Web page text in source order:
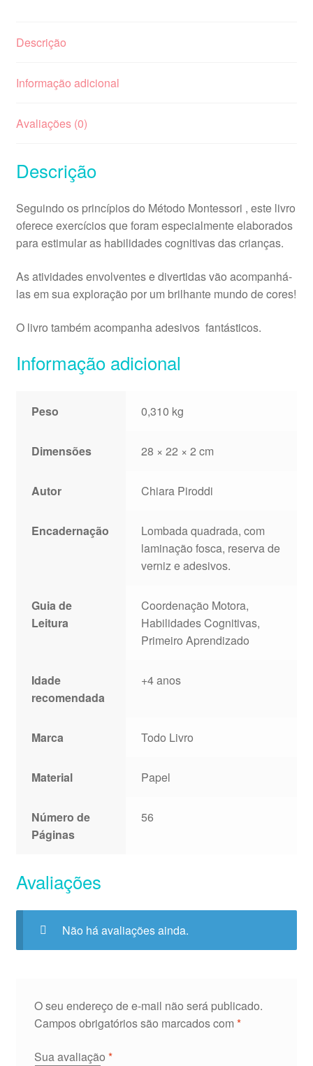
Descrição
Informação adicional
Avaliações (0)
Descrição
Seguindo os princípios do Método Montessori , este livro
oferece exercícios que foram especialmente elaborados
para estimular as habilidades cognitivas das crianças.
As atividades envolventes e divertidas vão acompanhá-
las em sua exploração por um brilhante mundo de cores!
O livro também acompanha adesivos fantásticos.
Informação adicional
Peso 0,310 kg
Dimensões 28 × 22 × 2 cm
Autor Chiara Piroddi
Encadernação
Lombada quadrada, com
laminação fosca, reserva de
verniz e adesivos.
Guia de
Leitura
Coordenação Motora,
Habilidades Cognitivas,
Primeiro Aprendizado
Idade
recomendada
+4 anos
Marca Todo Livro
Material Papel
Número de
Páginas
56
Avaliações
Não há avaliações ainda.
O seu endereço de e-mail não será publicado.
Campos obrigatórios são marcados com *
Sua avaliação *